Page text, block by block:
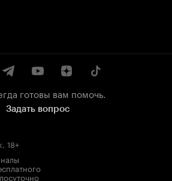
готовы вам помочь.
Задать вопрос
. 18+